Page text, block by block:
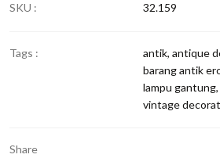
SKU : 32.159
Tags : antik, antique
barang antik
lampu gantung,
vintage
Share